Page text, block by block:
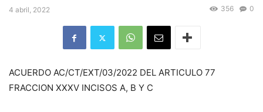
4 abril, 2022 0
356
ACUERDO AC/CT/EXT/03/2022 DEL ARTICULO 77
FRACCION XXXV INCISOS A, B Y C